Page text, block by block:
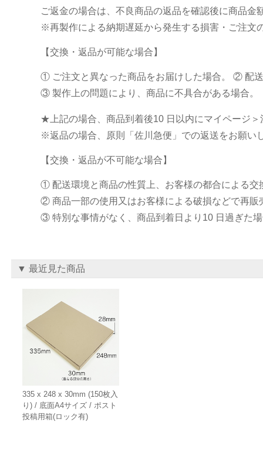
ご返金の場合は、不良商品の返品を確認後に商品金
※再製作による納期遅延から発生する損害・ご注文
【交換・返品が可能な場合】
① ご注文と異なった商品をお届けした場合。 ② 配
③ 製作上の問題により、商品に不具合がある場合。
★上記の場合、商品到着後10 日以内にマイページ
※返品の場合、原則「佐川急便」での返送をお願い
【交換・返品が不可能な場合】
① 配送環境と商品の性質上、お客様の都合による
② 商品一部の使用又はお客様による破損などで再販
③ 特別な事情がなく、商品到着日より10 日過ぎた
▼ 最近見た商品
335 x 248 x 30mm (150枚入
り) / 底面A4サイズ / ポスト
投稿用箱(ロック有)